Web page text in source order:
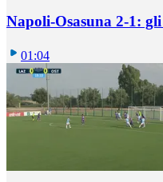
Napoli-Osasuna 2-1:
01:04